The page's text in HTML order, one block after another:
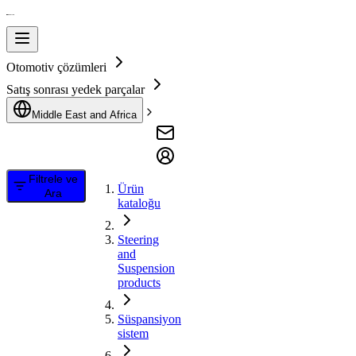
Otomotiv çözümleri
Satış sonrası yedek parçalar
Middle East and Africa
Filtrele ve
Ara
Ürün
kataloğu
Steering
and
Suspension
products
Süspansiyon
sistem